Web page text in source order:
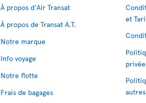
À propos d'Air Transat
À propos de Transat A.T.
Notre marque
Info voyage
Notre flotte
Frais de bagages
et
privée